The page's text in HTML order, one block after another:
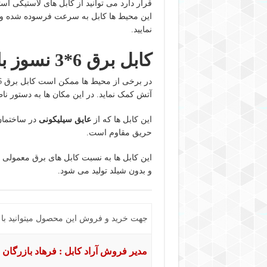
قرار دارد می توانید از کابل های لاستیکی
این محیط ها کابل به سرعت فرسوده شده و
نمایید.
کابل برق 6*3 نسوز با عایق سیلیکونی
آتش کمک نماید. در این مکان ها به دستور
این کابل ها که ازعایق سیلیکونی
حریق مقاوم است.
این کابل ها به نسبت کابل های برق
و بدون شیلد تولید می شود.
جهت خرید و فروش این محصول میتوانید با
مدیر فروش آراد کابل : فرهاد بازرگان